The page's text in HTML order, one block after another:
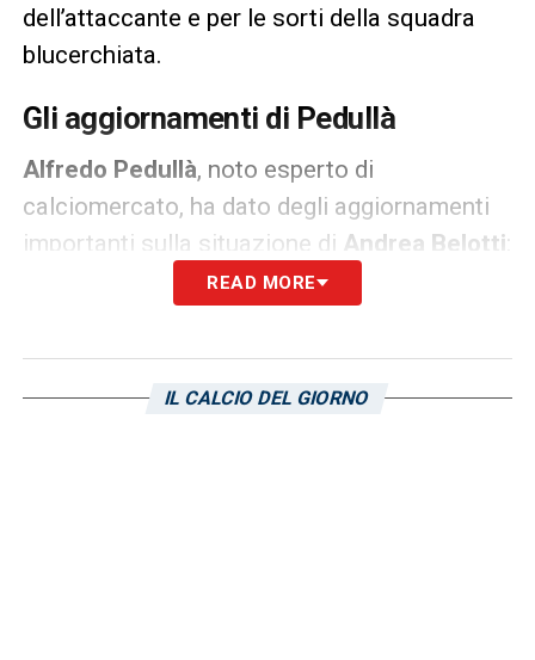
dell’attaccante e per le sorti della squadra
blucerchiata.
Gli aggiornamenti di Pedullà
Alfredo Pedullà, noto esperto di
calciomercato, ha dato degli aggiornamenti
importanti sulla situazione di Andrea Belotti:
«Belotti sta trattando con la Sampdoria e
dell’ingaggio dell’attaccante».
READ MORE
IL CALCIO DEL GIORNO